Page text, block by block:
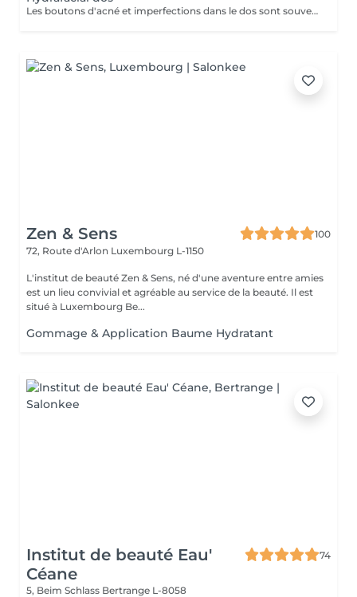
Les boutons d'acné et imperfections dans le dos sont souvent présents chez les adolescents, jeunes adultes ou encore chez les personnes présentant des problèmes hormonaux. Leur apparition s'explique par le même phénomène que les imperfections du visage : une accumulation de sébum, peaux mortes, et une inflammation. HydraFacial est le seul traitement utilisant une technologie brevetée pour nettoyer, éliminer et hydrater. Les super sérums HydraFacial contiennent des ingrédients nutritifs pour une peau plus belle immédiatement. Le résultat : un nettoyage profond de la peau, une réhydratation, et une diminution des imperfections. Ce soin est composé d'un nettoyage, d'une exfoliation douce, d'une extraction et d'antioxydants.
Zen & Sens
100
72, Route d'Arlon Luxembourg L-1150
L'institut de beauté Zen & Sens, né d'une aventure entre amies
est un lieu convivial et agréable au service de la beauté. Il est
situé à Luxembourg Be...
Gommage & Application Baume Hydratant
Institut de beauté Eau'
Céane
74
5, Beim Schlass Bertrange L-8058